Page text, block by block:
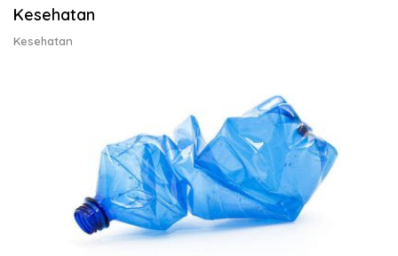
Kesehatan
Kesehatan